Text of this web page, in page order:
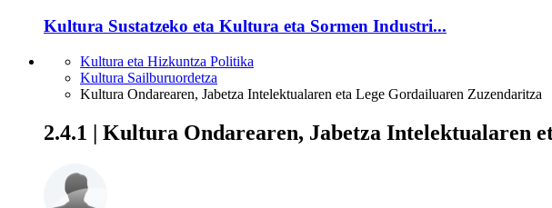
Kultura Sustatzeko eta Kultura eta Sormen Industri...
Kultura eta Hizkuntza Politika
Kultura Sailburuordetza
Kultura Ondarearen, Jabetza Intelektualaren eta Lege Gordailuaren Zuzendaritza
2.4.1 | Kultura Ondarearen, Jabetza Intelektualaren